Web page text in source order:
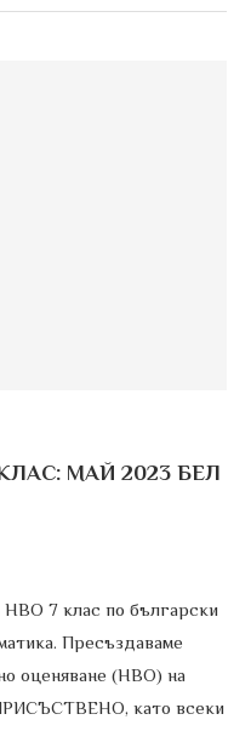
МАЙ 2023 БЕЛ
НВО 7 клас по български
Пресъздаваме
оценяване (НВО) на
като всеки